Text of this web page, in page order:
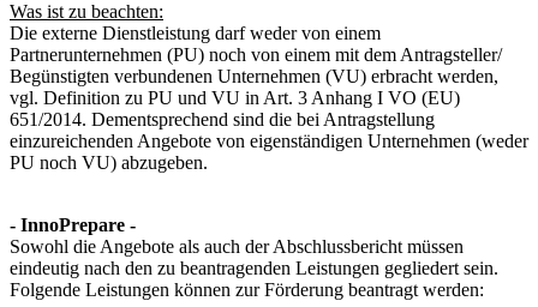
Was ist zu beachten:
Die externe Dienstleistung darf weder von einem
Partnerunternehmen (PU) noch von einem mit dem Antragsteller/
Begünstigten verbundenen Unternehmen (VU) erbracht werden,
vgl. Definition zu PU und VU in Art. 3 Anhang I VO (EU)
651/2014. Dementsprechend sind die bei Antragstellung
einzureichenden Angebote von eigenständigen Unternehmen (weder
PU noch VU) abzugeben.
- InnoPrepare -
Sowohl die Angebote als auch der Abschlussbericht müssen
eindeutig nach den zu beantragenden Leistungen gegliedert sein.
Folgende Leistungen können zur Förderung beantragt werden: